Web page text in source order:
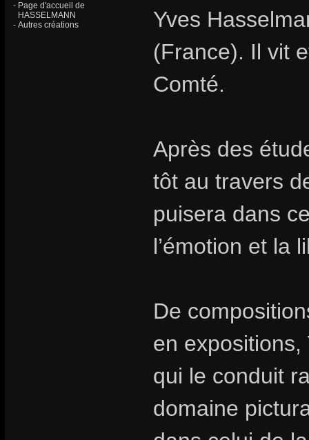
- Page d'accueil de
HASSELMANN
- Autres créations
Yves
(France). Il vit
Comté.
Après des
tôt au travers
puisera dans
l’émotion et la
De
en
qui le conduit
domaine